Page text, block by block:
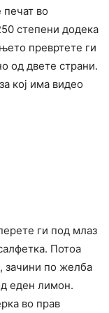
печат во
степени додека
превртете ги
од двете страни.
кој има видео
ги под млаз
Потоа
зачини по желба
еден лимон.
во прав